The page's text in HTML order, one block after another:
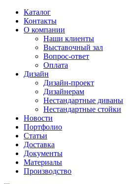
Каталог
Контакты
О компании
Наши клиенты
Выставочный зал
Вопрос-ответ
Оплата
Дизайн
Дизайн-проект
Дизайнерам
Нестандартные диваны
Нестандартные стойки
Новости
Портфолио
Статьи
Доставка
Документы
Материалы
Производство